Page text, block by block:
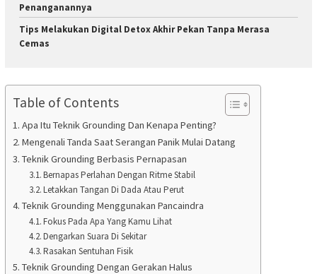
Penanganannya
Tips Melakukan Digital Detox Akhir Pekan Tanpa Merasa
Cemas
Table of Contents
Apa Itu Teknik Grounding Dan Kenapa Penting?
Mengenali Tanda Saat Serangan Panik Mulai Datang
Teknik Grounding Berbasis Pernapasan
Bernapas Perlahan Dengan Ritme Stabil
Letakkan Tangan Di Dada Atau Perut
Teknik Grounding Menggunakan Pancaindra
Fokus Pada Apa Yang Kamu Lihat
Dengarkan Suara Di Sekitar
Rasakan Sentuhan Fisik
Teknik Grounding Dengan Gerakan Halus